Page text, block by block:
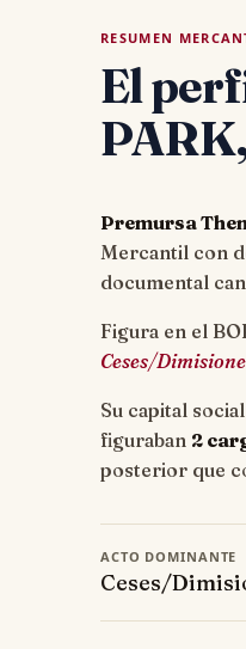
RESUMEN
El
Premursa
Mercantil con
documental
Figura en el
Ceses/
Su capital
figuraban 2
posterior que
ACTO DOMINANTE
Ceses/